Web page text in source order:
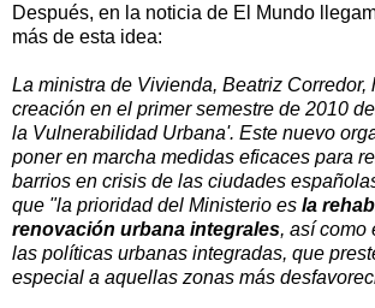
Después, en la noticia de El Mundo
más de esta idea:
La ministra de Vivienda, Beatriz Corredor,
creación en el primer semestre de 2010
la Vulnerabilidad Urbana'. Este nuevo
poner en marcha medidas eficaces para
barrios en crisis de las ciudades
que "la prioridad del Ministerio es la
renovación urbana integrales, así como
las políticas urbanas integradas, que
especial a aquellas zonas más